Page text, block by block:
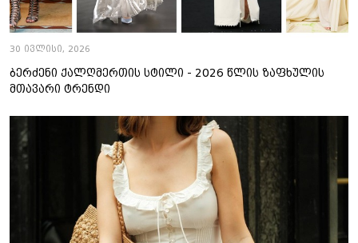
30 ივლისი, 2026
ბერძენი ქალღმერთის სტილი - 2026 წლის ზაფხულის
მთავარი ტრენდი